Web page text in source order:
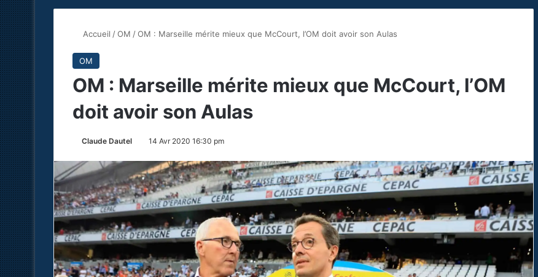
Accueil /OM /OM : Marseille mérite mieux que McCourt, l’OM doit avoir son Aulas
OM
OM : Marseille mérite mieux que McCourt, l’OM
doit avoir son Aulas
Claude Dautel 14 Avr 2020 16:30 pm